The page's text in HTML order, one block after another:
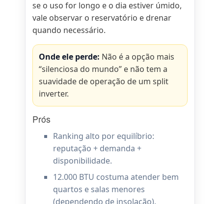
se o uso for longo e o dia estiver úmido,
vale observar o reservatório e drenar
quando necessário.
Onde ele perde: Não é a opção mais
“silenciosa do mundo” e não tem a
suavidade de operação de um split
inverter.
Prós
Ranking alto por equilíbrio:
reputação + demanda +
disponibilidade.
12.000 BTU costuma atender bem
quartos e salas menores
(dependendo de insolação).